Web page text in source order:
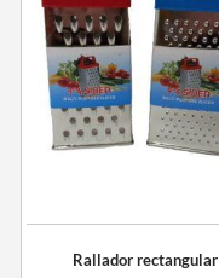
Rallador rectangular